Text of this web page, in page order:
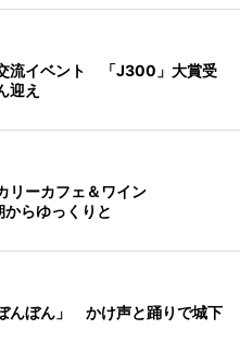
流イベント 「J300」大賞受
迎え
リーカフェ＆ワイン
らゆっくりと
んぼん」 かけ声と踊りで城下